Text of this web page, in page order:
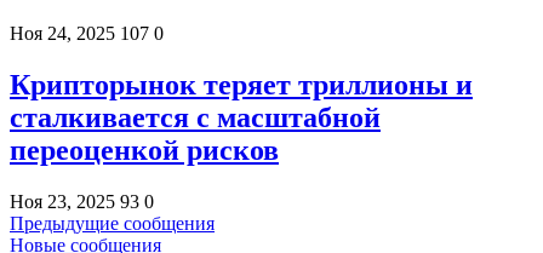
Ноя 24, 2025 107 0
Крипторынок теряет триллионы и
сталкивается с масштабной
переоценкой рисков
Ноя 23, 2025 93 0
Предыдущие сообщения
Новые сообщения